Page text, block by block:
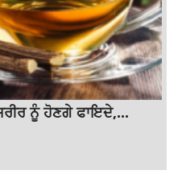
ਨੂੰ ਹੋਣਗੇ ਫਾਇਦੇ,...